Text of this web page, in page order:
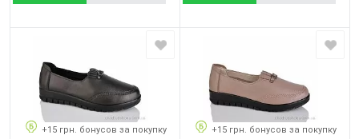
+15 грн. бонусов за покупку +15 грн. бонусов за покупку